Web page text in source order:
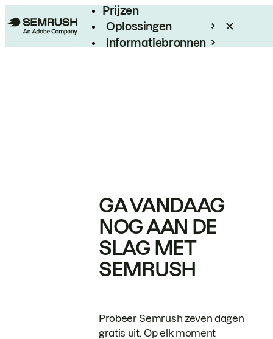
Prijzen
Oplossingen
Informatiebronnen
GA VANDAAG
NOG AAN DE
SLAG MET
SEMRUSH
Probeer Semrush zeven dagen
gratis uit. Op elk moment